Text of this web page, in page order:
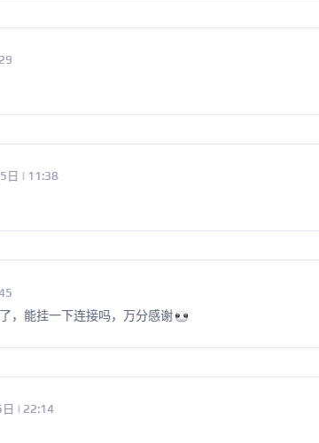
日 | 11:38
，能挂一下连接吗，万分感谢
| 22:14